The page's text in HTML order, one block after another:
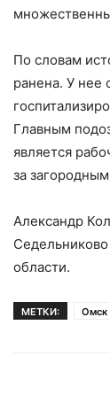
По словам
ранена. У нее
Главным
является
за
Александр
области.
МЕТКИ: Омск